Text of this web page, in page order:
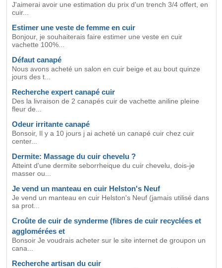
J'aimerai avoir une estimation du prix d'un trench 3/4 offert, en
cuir...
Estimer une veste de femme en cuir
Bonjour, je souhaiterais faire estimer une veste en cuir
vachette 100%...
Défaut canapé
Nous avons acheté un salon en cuir beige et au bout quinze
jours des t...
Recherche expert canapé cuir
Des la livraison de 2 canapés cuir de vachette aniline pleine
fleur de...
Odeur irritante canapé
Bonsoir, Il y a 10 jours j ai acheté un canapé cuir chez cuir
center...
Dermite: Massage du cuir chevelu ?
Atteint d'une dermite seborrheique du cuir chevelu, dois-je
masser ou...
Je vend un manteau en cuir Helston's Neuf
Je vend un manteau en cuir Helston's Neuf (jamais utilisé dans
sa prot...
Croûte de cuir de synderme (fibres de cuir recyclées et
agglomérées et
Bonsoir Je voudrais acheter sur le site internet de groupon un
cana...
Recherche artisan du cuir